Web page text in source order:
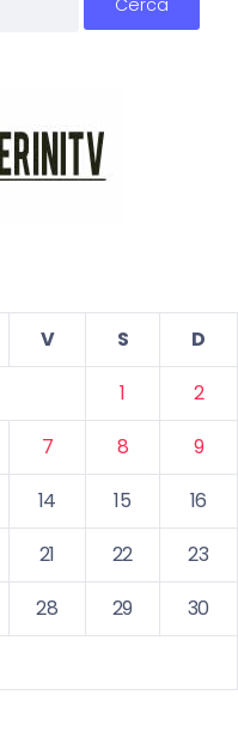
V S
D
1
2
7 8
9
14 15
16
21 22
23
28 29
30